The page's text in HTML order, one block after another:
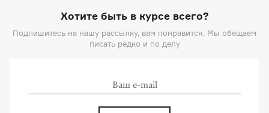
Хотите быть в курсе всего?
Подпишитесь на нашу рассылку, вам понравится. Мы обещаем
писать редко и по делу